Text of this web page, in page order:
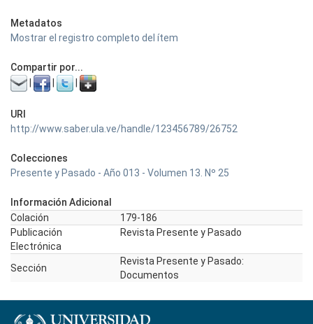
Metadatos
Mostrar el registro completo del ítem
Compartir por...
URI
http://www.saber.ula.ve/handle/123456789/26752
Colecciones
Presente y Pasado - Año 013 - Volumen 13. Nº 25
Información Adicional
Colación
179-186
Publicación
Electrónica
Revista Presente y Pasado
Sección
Revista Presente y Pasado:
Documentos